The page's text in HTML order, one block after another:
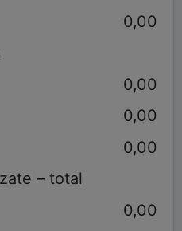
0,00
0,00
0,00
0,00
– total
0,00